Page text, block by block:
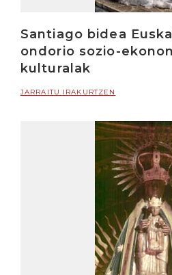
Santiago bidea
ondorio sozio-
kulturalak
JARRAITU IRAKURTZEN